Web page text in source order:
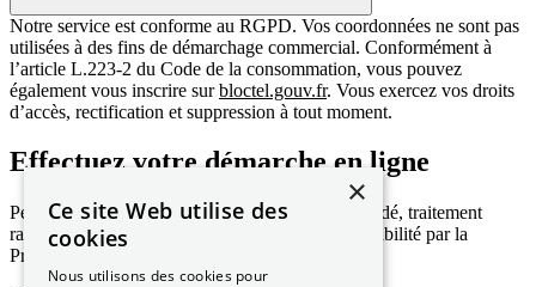
Notre service est conforme au RGPD. Vos coordonnées ne sont pas
utilisées à des fins de démarchage commercial. Conformément à
l’article L.223-2 du Code de la consommation, vous pouvez
également vous inscrire surbloctel.gouv.fr. Vous exercez vos droits
d’accès, rectification et suppression à tout moment.
Effectuez votre démarche en ligne
Permis de conduire ou carte grise : formulaire guidé, traitement
rapide, accompagnement personnalisé. Service habilité par la
Préfecture et le Trésor Public.
×
Ce site Web utilise des
cookies
Nous utilisons des cookies pour